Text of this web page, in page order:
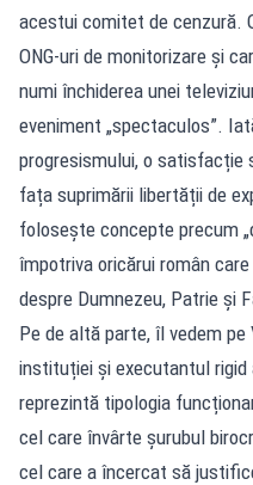
acestui comitet de cenzură.
ONG-uri de monitorizare și
numi închiderea unei
eveniment „spectaculos”.
progresismului, o satisfacție
fața suprimării libertății de
folosește concepte precum
împotriva oricărui român
despre Dumnezeu, Patrie și
Pe de altă parte, îl vedem
instituției și executantul
reprezintă tipologia
cel care învârte șurubul
cel care a încercat să